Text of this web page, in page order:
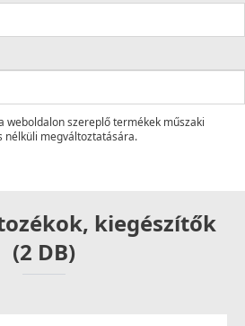
weboldalon szereplő termékek műszaki
nélküli megváltoztatására.
kiegészítők
(2 DB)